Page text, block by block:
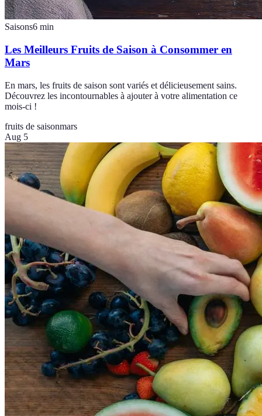
Saisons6 min
Les Meilleurs Fruits de Saison à Consommer en
Mars
En mars, les fruits de saison sont variés et délicieusement sains.
Découvrez les incontournables à ajouter à votre alimentation ce
mois-ci !
fruits de saisonmars
Aug 5